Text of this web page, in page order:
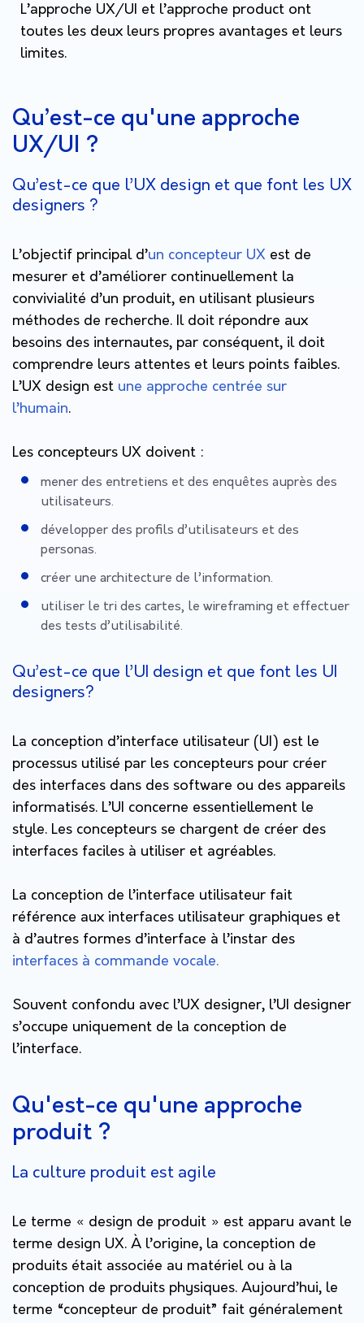
L’approche UX/UI et l’approche product ont
toutes les deux leurs propres avantages et leurs
limites.
Qu’est-ce qu'une approche
UX/UI ?
Qu’est-ce que l’UX design et que font les UX
designers ?
L’objectif principal d’un concepteur UX est de
mesurer et d’améliorer continuellement la
convivialité d’un produit, en utilisant plusieurs
méthodes de recherche. Il doit répondre aux
besoins des internautes, par conséquent, il doit
comprendre leurs attentes et leurs points faibles.
L’UX design est une approche centrée sur
l’humain.
Les concepteurs UX doivent :
mener des entretiens et des enquêtes auprès des
utilisateurs.
développer des profils d’utilisateurs et des
personas.
créer une architecture de l’information.
utiliser le tri des cartes, le wireframing et effectuer
des tests d’utilisabilité.
Qu’est-ce que l’UI design et que font les UI
designers?
La conception d’interface utilisateur (UI) est le
processus utilisé par les concepteurs pour créer
des interfaces dans des software ou des appareils
informatisés. L’UI concerne essentiellement le
style. Les concepteurs se chargent de créer des
interfaces faciles à utiliser et agréables.
La conception de l’interface utilisateur fait
référence aux interfaces utilisateur graphiques et
à d’autres formes d’interface à l’instar des
interfaces à commande vocale.
Souvent confondu avec l’UX designer, l’UI designer
s’occupe uniquement de la conception de
l’interface.
Qu'est-ce qu'une approche
produit ?
La culture produit est agile
Le terme « design de produit » est apparu avant le
terme design UX. À l’origine, la conception de
produits était associée au matériel ou à la
conception de produits physiques. Aujourd’hui, le
terme “concepteur de produit” fait généralement